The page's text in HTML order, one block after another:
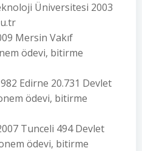
Üniversitesi 2003
Mersin Vakıf
ödevi, bitirme
Edirne 20.731 Devlet
ödevi, bitirme
Tunceli 494 Devlet
ödevi, bitirme